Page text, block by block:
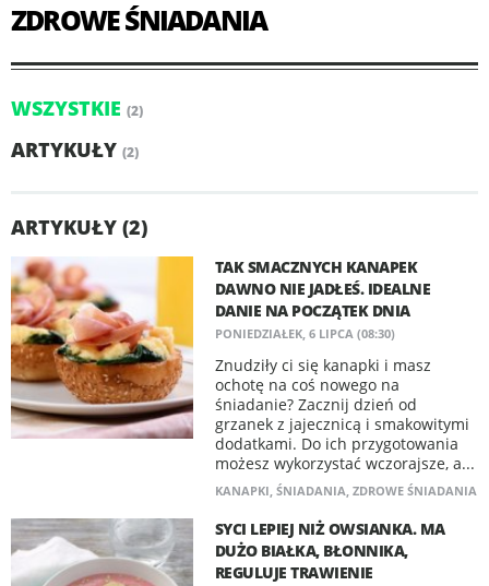
ZDROWE ŚNIADANIA
WSZYSTKIE (2)
ARTYKUŁY (2)
ARTYKUŁY (2)
TAK SMACZNYCH KANAPEK
DAWNO NIE JADŁEŚ. IDEALNE
DANIE NA POCZĄTEK DNIA
PONIEDZIAŁEK, 6 LIPCA (08:30)
Znudziły ci się kanapki i masz
ochotę na coś nowego na
śniadanie? Zacznij dzień od
grzanek z jajecznicą i smakowitymi
dodatkami. Do ich przygotowania
możesz wykorzystać wczorajsze, a...
KANAPKI, ŚNIADANIA, ZDROWE ŚNIADANIA
SYCI LEPIEJ NIŻ OWSIANKA. MA
DUŻO BIAŁKA, BŁONNIKA,
REGULUJE TRAWIENIE